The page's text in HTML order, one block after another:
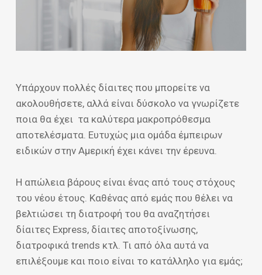
Υπάρχουν πολλές δίαιτες που μπορείτε να
ακολουθήσετε, αλλά είναι δύσκολο να γνωρίζετε
ποια θα έχει τα καλύτερα μακροπρόθεσμα
αποτελέσματα. Ευτυχώς μια ομάδα έμπειρων
ειδικών στην Αμερική έχει κάνει την έρευνα.
Η απώλεια βάρους είναι ένας από τους στόχους
του νέου έτους. Καθένας από εμάς που θέλει να
βελτιώσει τη διατροφή του θα αναζητήσει
δίαιτες Express, δίαιτες αποτοξίνωσης,
διατροφικά trends κτλ. Τι από όλα αυτά να
επιλέξουμε και ποιο είναι το κατάλληλο για εμάς;